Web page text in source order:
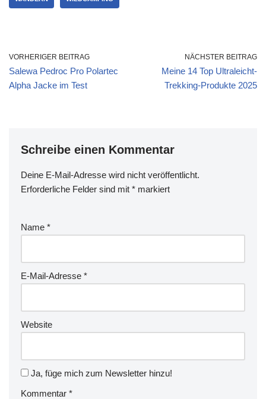
VORHERIGER BEITRAG
Salewa Pedroc Pro Polartec
Alpha Jacke im Test
NÄCHSTER BEITRAG
Meine 14 Top Ultraleicht-
Trekking-Produkte 2025
Schreibe einen Kommentar
Deine E-Mail-Adresse wird nicht veröffentlicht.
Erforderliche Felder sind mit * markiert
Name *
E-Mail-Adresse *
Website
Ja, füge mich zum Newsletter hinzu!
Kommentar *